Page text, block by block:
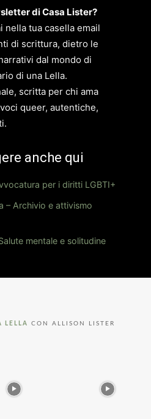
di Casa Lister?
nella tua casella email
di scrittura, dietro le
dal mondo di
di una Lella.
scritta per chi ama
queer, autentiche,
anche qui
per i diritti LGBTI+
– Archivio e attivismo
mentale e solitudine
LELLA CON ALLISON LISTER